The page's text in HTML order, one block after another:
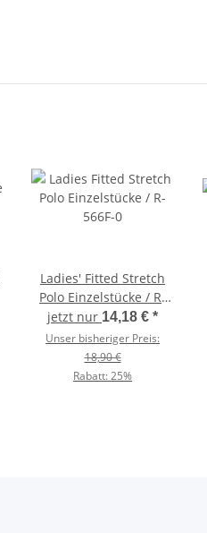
Ladies' Fitted Stretch
Polo Einzelstücke / R-
566F-0
jetzt nur 14,18 € *
Unser bisheriger Preis:
18,90 €
Rabatt:25%